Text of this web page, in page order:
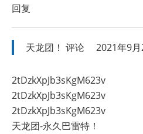
回复
天龙团！ 评论 2021年9
2tDzkXpJb3sKgM623v
2tDzkXpJb3sKgM623v
2tDzkXpJb3sKgM623v
天龙团-永久巴雷特！